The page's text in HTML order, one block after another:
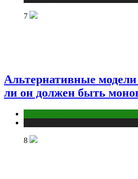
7
Альтернативные модели
ли он должен быть
8